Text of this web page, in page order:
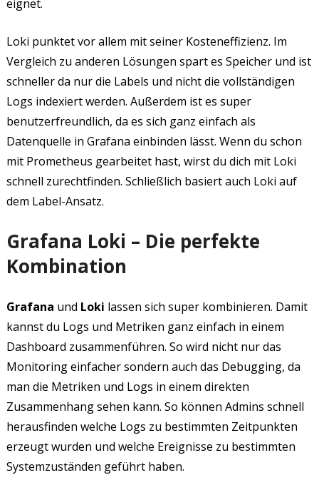
eignet.
Loki punktet vor allem mit seiner Kosteneffizienz. Im
Vergleich zu anderen Lösungen spart es Speicher und ist
schneller da nur die Labels und nicht die vollständigen
Logs indexiert werden. Außerdem ist es super
benutzerfreundlich, da es sich ganz einfach als
Datenquelle in Grafana einbinden lässt. Wenn du schon
mit Prometheus gearbeitet hast, wirst du dich mit Loki
schnell zurechtfinden. Schließlich basiert auch Loki auf
dem Label-Ansatz.
Grafana Loki – Die perfekte
Kombination
Grafana und Loki lassen sich super kombinieren. Damit
kannst du Logs und Metriken ganz einfach in einem
Dashboard zusammenführen. So wird nicht nur das
Monitoring einfacher sondern auch das Debugging, da
man die Metriken und Logs in einem direkten
Zusammenhang sehen kann. So können Admins schnell
herausfinden welche Logs zu bestimmten Zeitpunkten
erzeugt wurden und welche Ereignisse zu bestimmten
Systemzuständen geführt haben.